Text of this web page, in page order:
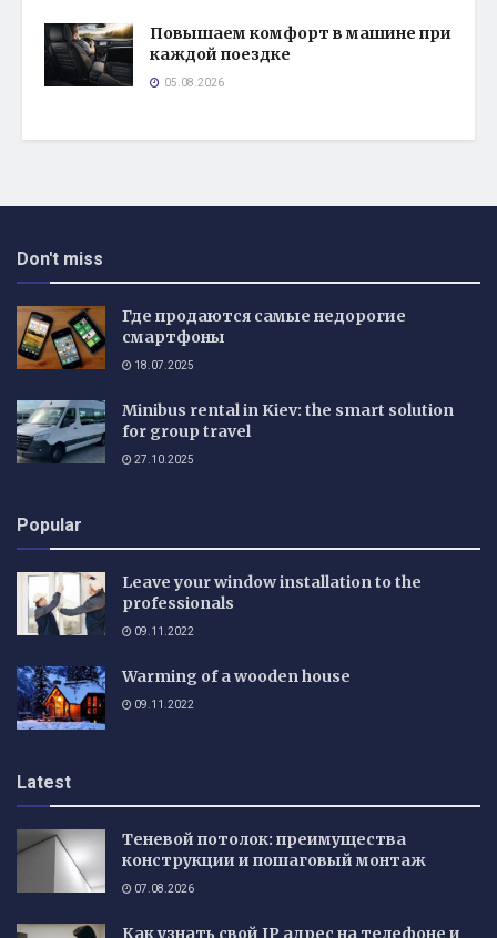
Повышаем комфорт в машине при
каждой поездке
05.08.2026
Don't miss
Где продаются самые недорогие
смартфоны
18.07.2025
Minibus rental in Kiev: the smart solution
for group travel
27.10.2025
Popular
Leave your window installation to the
professionals
09.11.2022
Warming of a wooden house
09.11.2022
Latest
Теневой потолок: преимущества
конструкции и пошаговый монтаж
07.08.2026
Как узнать свой IP адрес на телефоне и